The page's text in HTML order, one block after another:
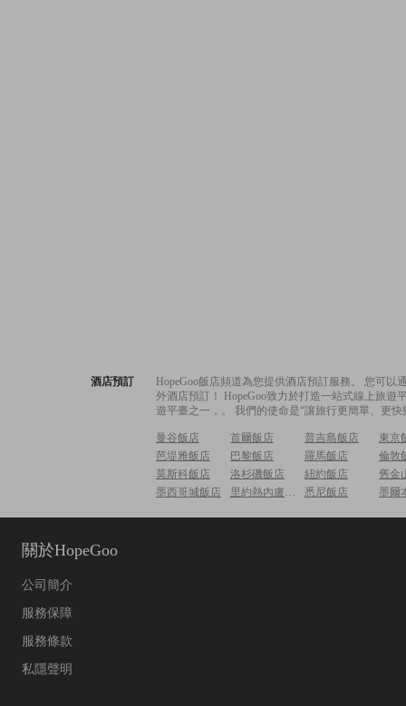
酒店預訂
HopeGoo飯店頻道為您提供酒店預訂服務。 您可
外酒店預訂！ HopeGoo致力於打造一站式線上旅
遊平臺之一，。 我們的使命是“讓旅行更簡單、更
曼谷飯店 首爾飯店 普吉島飯店
東京
芭堤雅飯店
巴黎飯店 羅馬飯店
倫敦
莫斯科飯店
洛杉磯飯店 紐約飯店
舊金
墨西哥城飯店
里約熱內盧飯店 悉尼飯店 墨爾
關於HopeGoo
公司簡介
服務保障
服務條款
私隱聲明